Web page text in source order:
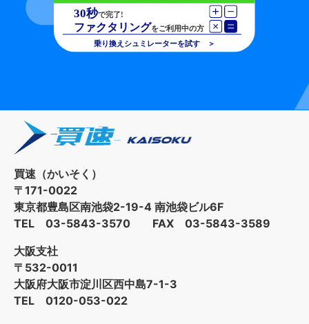
買速（かいそく）
〒171-0022
東京都豊島区南池袋2-19-4 南池袋ビル6F
TEL 03-5843-3570 FAX 03-5843-3589
大阪支社
〒532-0011
大阪府大阪市淀川区西中島7-1-3
TEL 0120-053-022